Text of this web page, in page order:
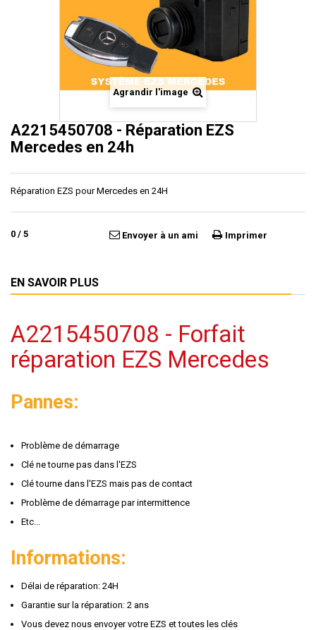
Agrandir l'image
A2215450708 - Réparation EZS
Mercedes en 24h
Réparation EZS pour Mercedes en 24H
0 / 5 Envoyer à un ami Imprimer
EN SAVOIR PLUS
A2215450708 - Forfait
réparation EZS Mercedes
Pannes:
Problème de démarrage
Clé ne tourne pas dans l'EZS
Clé tourne dans l'EZS mais pas de contact
Problème de démarrage par intermittence
Etc...
Informations:
Délai de réparation: 24H
Garantie sur la réparation: 2 ans
Vous devez nous envoyer votre EZS et toutes les clés